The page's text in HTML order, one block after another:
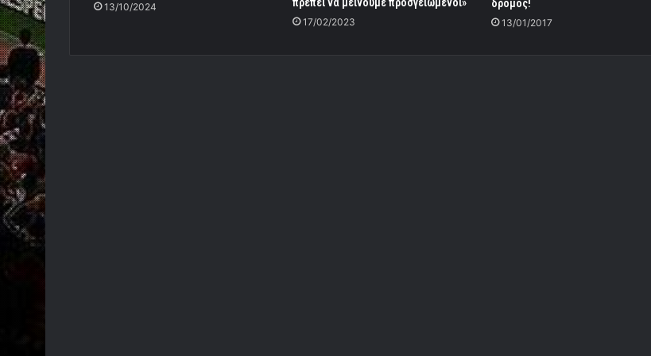
13/10/2024
17/02/2023
δρόμος!
13/01/2017